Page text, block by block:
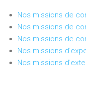
Nos missions de
Nos missions de
Nos missions de
Nos missions
Nos missions